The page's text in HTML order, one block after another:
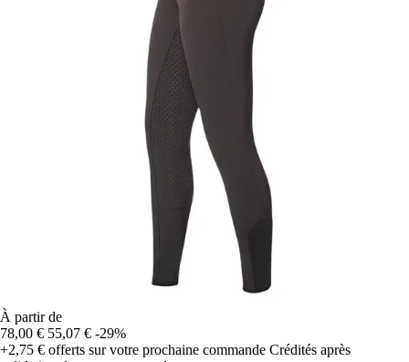
À partir de
78,00 € 55,07 € -29%
+2,75 € offerts sur votre prochaine commande Crédités après